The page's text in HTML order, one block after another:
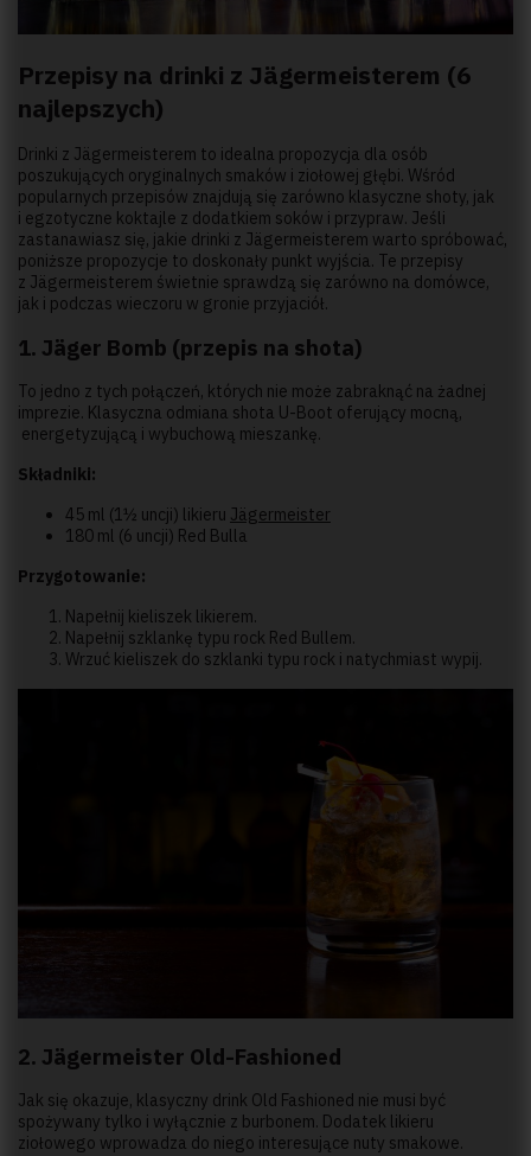
Przepisy na drinki z Jägermeisterem (6
najlepszych)
Drinki z Jägermeisterem to idealna propozycja dla osób
poszukujących oryginalnych smaków i ziołowej głębi. Wśród
popularnych przepisów znajdują się zarówno klasyczne shoty, jak
i egzotyczne koktajle z dodatkiem soków i przypraw. Jeśli
zastanawiasz się, jakie drinki z Jägermeisterem warto spróbować,
poniższe propozycje to doskonały punkt wyjścia. Te przepisy
z Jägermeisterem świetnie sprawdzą się zarówno na domówce,
jak i podczas wieczoru w gronie przyjaciół.
1. Jäger Bomb (przepis na shota)
To jedno z tych połączeń, których nie może zabraknąć na żadnej
imprezie. Klasyczna odmiana shota U-Boot oferujący mocną,
energetyzującą i wybuchową mieszankę.
Składniki:
45 ml (1½ uncji) likieru Jägermeister
180 ml (6 uncji) Red Bulla
Przygotowanie:
Napełnij kieliszek likierem.
Napełnij szklankę typu rock Red Bullem.
Wrzuć kieliszek do szklanki typu rock i natychmiast wypij.
2. Jägermeister Old-Fashioned
Jak się okazuje, klasyczny drink Old Fashioned nie musi być
spożywany tylko i wyłącznie z burbonem. Dodatek likieru
ziołowego wprowadza do niego interesujące nuty smakowe.